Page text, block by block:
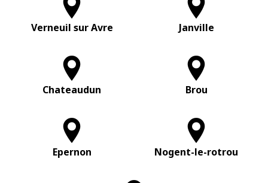
Verneuil sur Avre Janville
Chateaudun Brou
Epernon Nogent-le-rotrou